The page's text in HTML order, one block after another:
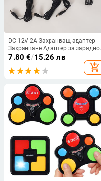
DC 12V 2A Захранващ адаптер
Захранване Адаптер за зарядно
устройство За кутия за аркадни
монетоприемник Щепсел Micro
7.80 €/15.26 лв
add_shopping_cart